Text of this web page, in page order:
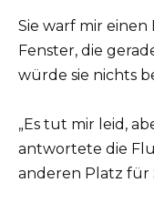
Sie warf mir einen
Fenster, die
würde sie nichts
„Es tut mir leid,
antwortete die
anderen Platz für